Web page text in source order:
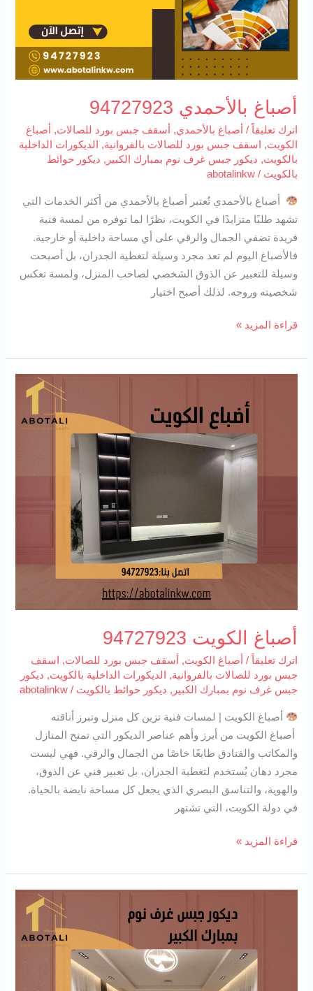
أصباغ بالأحمدي 94727923
اترك تعليقاً / أصباغ بالأحمدي, أسقف جبس بورد للصالات,
أصباغ
الكويت, اسقف جبس بورد للصالات بالفروانية,
الديكورات الداخلية
بالكويت, ديكور جبس غرف نوم بمبارك الكبير , ديكور حوائط
بالكويت /
abotalinkw
أصباغ بالأحمدي تُعتبر أصباغ بالأحمدي من أكثر الخدمات التي
تشهد طلبًا متزايدًا في الكويت، نظرًا لما توفره من لمسة فنية
فريدة تضفي الجمال والرقي على أي مساحة داخلية أو خارجية.
فالأصباغ اليوم لم تعد مجرد وسيلة لتغطية الجدران، بل أصبحت
وسيلة للتعبير عن الذوق الشخصي لصاحب المنزل، ولمسة تعكس
شخصيته وروحه. لذلك أصبح اختيار
قراءة المزيد »
أصباغ الكويت 94727923
اترك تعليقاً / أصباغ الكويت, أسقف جبس بورد للصالات,
اسقف
جبس بورد للصالات بالفروانية, الديكورات الداخلية بالكويت, ديكور
جبس غرف نوم بمبارك الكبير , ديكور حوائط بالكويت /
abotalinkw
أصباغ الكويت | لمسات فنية تزين كل منزل وتبرز أناقته
أصباغ الكويت من أبرز وأهم عناصر الديكور التي تمنح المنازل
والمكاتب والفنادق طابعًا خاصًا من الجمال والرقي. فهي ليست
مجرد دهان يُستخدم لتغطية الجدران، بل تعبير فني عن الذوق،
والهوية، والتناسق البصري الذي يجعل كل مساحة نابضة بالحياة.
في دولة الكويت، التي تشتهر
قراءة المزيد »